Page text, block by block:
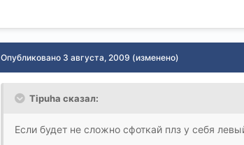
Опубликовано 3 августа, 2009 (изменено)
Tipuha сказал:
Если будет не сложно сфоткай плз у себя